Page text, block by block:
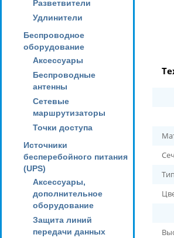
Разветвители
Удлинители
Беспроводное
оборудование
Аксессуары
Беспроводные
антенны
Сетевые
маршрутизаторы
Точки доступа
Источники
бесперебойного питания
(UPS)
Аксессуары,
дополнительное
оборудование
Защита линий
передачи данных